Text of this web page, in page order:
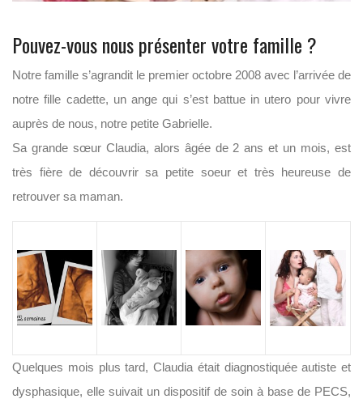
Pouvez-vous nous présenter votre famille ?
Notre famille s’agrandit le premier octobre 2008 avec l’arrivée de
notre fille cadette, un ange qui s’est battue in utero pour vivre
auprès de nous, notre petite Gabrielle.
Sa grande sœur Claudia, alors âgée de 2 ans et un mois, est
très fière de découvrir sa petite soeur et très heureuse de
retrouver sa maman.
Quelques mois plus tard, Claudia était diagnostiquée autiste et
dysphasique, elle suivait un dispositif de soin à base de PECS,